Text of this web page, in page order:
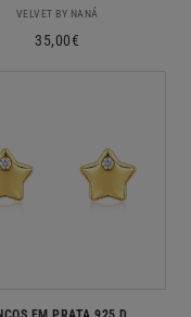
Fornecedor:
VELVET BY NANÁ
Preço
35,00€